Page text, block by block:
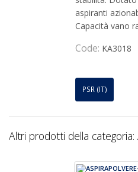
aspiranti
Capacità vano
Code: KA3018
PSR (IT)
Altri prodotti della categoria: